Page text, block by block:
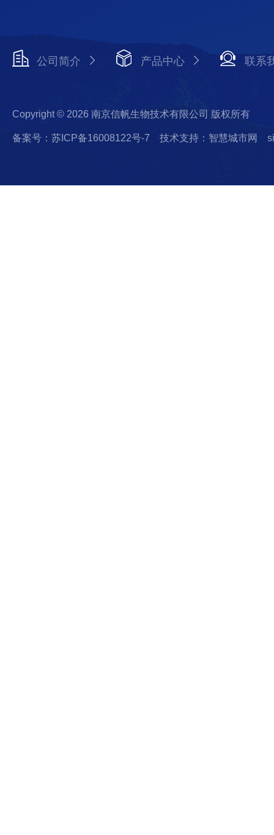
公司简介 产品中心 联系
Copyright © 2026 南京信帆生物技术有限公司 版权所有
备案号：苏ICP备16008122号-7 技术支持：智慧城市网